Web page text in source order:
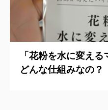
「花粉を水に変える
どんな仕組みなの？